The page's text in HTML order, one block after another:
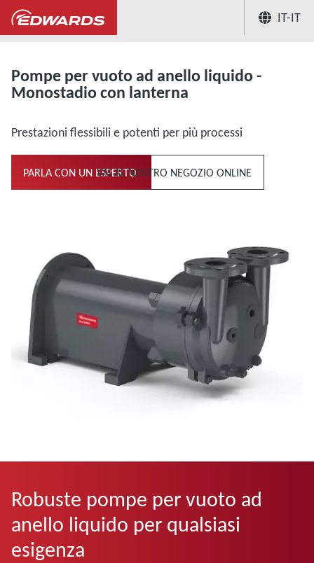
IT-IT
... Pompe per vuoto e compressori ad
Pompe per vuoto ad anello liquido -
Monostadio con lanterna
Prestazioni flessibili e potenti per più processi
PARLA CON UN ESPERTOVAI AL NOSTRO NEGOZIO ONLINE
Robuste pompe per vuoto ad
anello liquido per qualsiasi
esigenza